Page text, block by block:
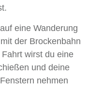
eine Wanderung
der Brockenbahn
wirst du eine
und deine
nehmen